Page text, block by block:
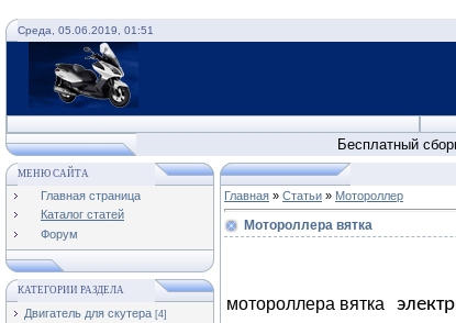
Среда, 05.06.2019, 01:51
Схемы
Бесплатный
МЕНЮ САЙТА
Главная страница
Каталог статей
Форум
КАТЕГОРИИ РАЗДЕЛА
Двигатель для скутера [4]
Главная » Статьи » Мотороллер
Мотороллера вятка
мотороллера вятка